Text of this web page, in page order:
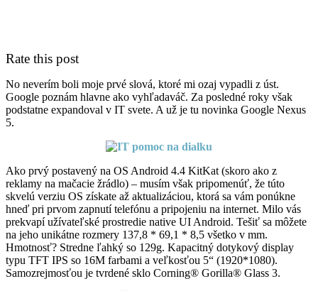
Rate this post
No neverím boli moje prvé slová, ktoré mi ozaj vypadli z úst.
Google poznám hlavne ako vyhľadaváč. Za posledné roky však
podstatne expandoval v IT svete. A už je tu novinka Google Nexus
5.
Ako prvý postavený na OS Android 4.4 KitKat (skoro ako z
reklamy na mačacie žrádlo) – musím však pripomenúť, že túto
skvelú verziu OS získate až aktualizáciou, ktorá sa vám ponúkne
hneď pri prvom zapnutí telefónu a pripojeniu na internet. Milo vás
prekvapí užívateľské prostredie native UI Android. Tešiť sa môžete
na jeho unikátne rozmery 137,8 * 69,1 * 8,5 všetko v mm.
Hmotnosť? Stredne ľahký so 129g. Kapacitný dotykový display
typu TFT IPS so 16M farbami a veľkosťou 5“ (1920*1080).
Samozrejmosťou je tvrdené sklo Corning® Gorilla® Glass 3.